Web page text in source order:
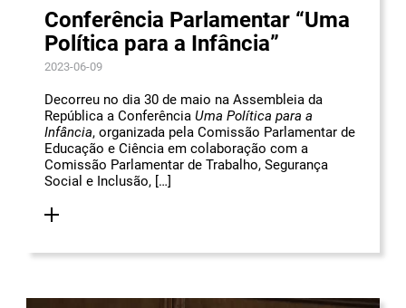
Conferência Parlamentar “Uma
Política para a Infância”
2023-06-09
Decorreu no dia 30 de maio na Assembleia da
República a Conferência Uma Política para a
Infância, organizada pela Comissão Parlamentar de
Educação e Ciência em colaboração com a
Comissão Parlamentar de Trabalho, Segurança
Social e Inclusão, […]